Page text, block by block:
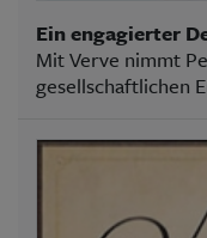
Ein engagierter
Mit Verve nimmt
gesellschaftlichen